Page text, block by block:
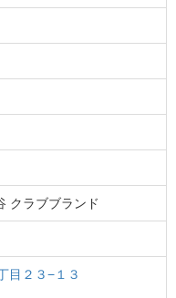
クラブブランド
目２３−１３